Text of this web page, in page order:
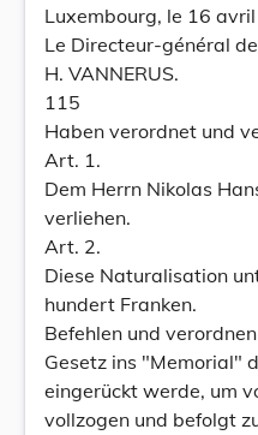
Luxembourg, le 16
Le Directeur-général
H. VANNERUS.
115
Haben verordnet und
Art. 1.
Dem Herrn Nikolas
verliehen.
Art. 2.
Diese Naturalisation
hundert Franken.
Befehlen und
Gesetz ins "Memorial"
eingerückt werde, um
vollzogen und befolgt